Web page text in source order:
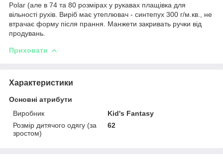
Polar (але в 74 та 80 розмірах у рукавах плащівка для
вільності рухів. Виріб має утеплювач - синтепух 300 г/м.кв., не
втрачає форму після прання. Манжети закривать ручки від
продувань.
Приховати
Характеристики
Основні атрибути
Виробник
Kid's Fantasy
Розмір дитячого одягу (за
зростом)
62